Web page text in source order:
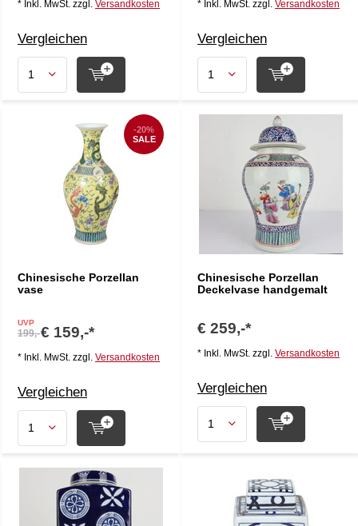
* Inkl. MwSt. zzgl. Versandkosten
Vergleichen
* Inkl. MwSt. zzgl. Versandkosten
Vergleichen
Chinesische Porzellan
vase
-20%
SALE
UVP
199,-€ 159,-*
* Inkl. MwSt. zzgl. Versandkosten
Vergleichen
Chinesische Porzellan
Deckelvase handgemalt
€ 259,-*
* Inkl. MwSt. zzgl. Versandkosten
Vergleichen